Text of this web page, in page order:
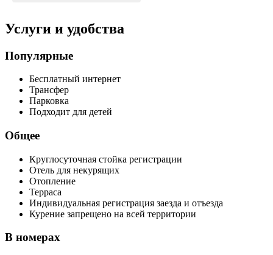
Услуги и удобства
Популярные
Бесплатный интернет
Трансфер
Парковка
Подходит для детей
Общее
Круглосуточная стойка регистрации
Отель для некурящих
Отопление
Терраса
Индивидуальная регистрация заезда и отъезда
Курение запрещено на всей территории
В номерах